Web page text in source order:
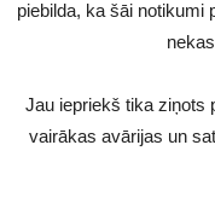
piebilda, ka šāi notikumi
Jau iepriekš tika ziņots
vairākas avārijas un